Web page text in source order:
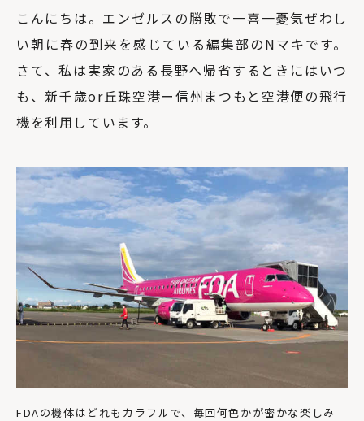
こんにちは。エンゼルスの勝敗で一喜一憂気ぜわし
い朝に春の到来を感じている編集部のNマキです。
さて、私は実家のある長野へ帰省するときにはいつ
も、新千歳or丘珠空港ー信州まつもと空港便の飛行
機を利用しています。
FDAの機体はどれもカラフルで、毎回何色かが密かな楽しみ